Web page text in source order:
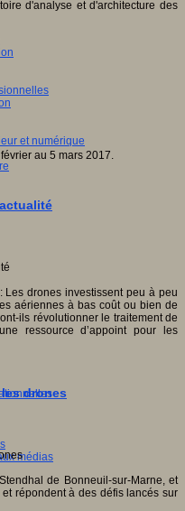
et numérique
médias
d'analyse et d'architecture des
au 5 mars 2017.
Les drones investissent peu à peu
aériennes à bas coût ou bien de
ils révolutionner le traitement de
ressource d’appoint pour les
drones
de Bonneuil-sur-Marne, et
répondent à des défis lancés sur